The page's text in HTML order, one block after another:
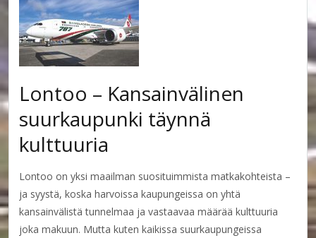
Lontoo – Kansainvälinen
suurkaupunki täynnä
kulttuuria
Lontoo on yksi maailman suosituimmista matkakohteista –
ja syystä, koska harvoissa kaupungeissa on yhtä
kansainvälistä tunnelmaa ja vastaavaa määrää kulttuuria
joka makuun. Mutta kuten kaikissa suurkaupungeissa